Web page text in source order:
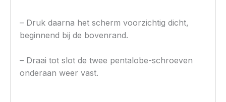
– Druk daarna het scherm voorzichtig dicht,
beginnend bij de bovenrand.
– Draai tot slot de twee pentalobe-schroeven
onderaan weer vast.